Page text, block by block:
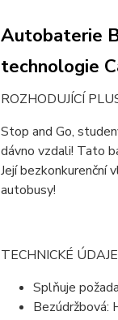
Autobaterie
technologie
ROZHODUJÍCÍ
Stop and Go,
dávno vzdali! Tato
Její bezkonkurenční
autobusy!
TECHNICKÉ
Splňuje
Bezúdržbová: